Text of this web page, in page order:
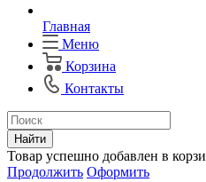
Главная
Меню
Корзина
Контакты
Найти
Товар успешно добавлен в
Продолжить Оформить